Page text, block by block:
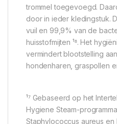
trommel toegevoegd.
door in ieder kledingstuk.
vuil en 99,9% van de
huisstofmijten ¹⁸. Het
vermindert blootstelling
hondenharen, graspollen
¹⁷ Gebaseerd op het
Hygiene Steam-
Staphylococcus aureus en